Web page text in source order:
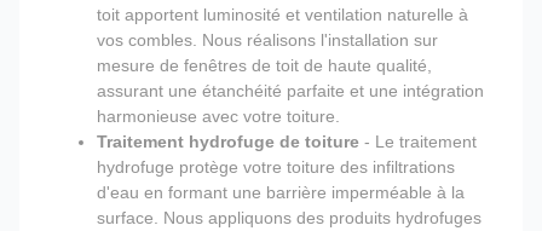
toit apportent luminosité et ventilation naturelle à
vos combles. Nous réalisons l'installation sur
mesure de fenêtres de toit de haute qualité,
assurant une étanchéité parfaite et une intégration
harmonieuse avec votre toiture.
Traitement hydrofuge de toiture - Le traitement
hydrofuge protège votre toiture des infiltrations
d'eau en formant une barrière imperméable à la
surface. Nous appliquons des produits hydrofuges